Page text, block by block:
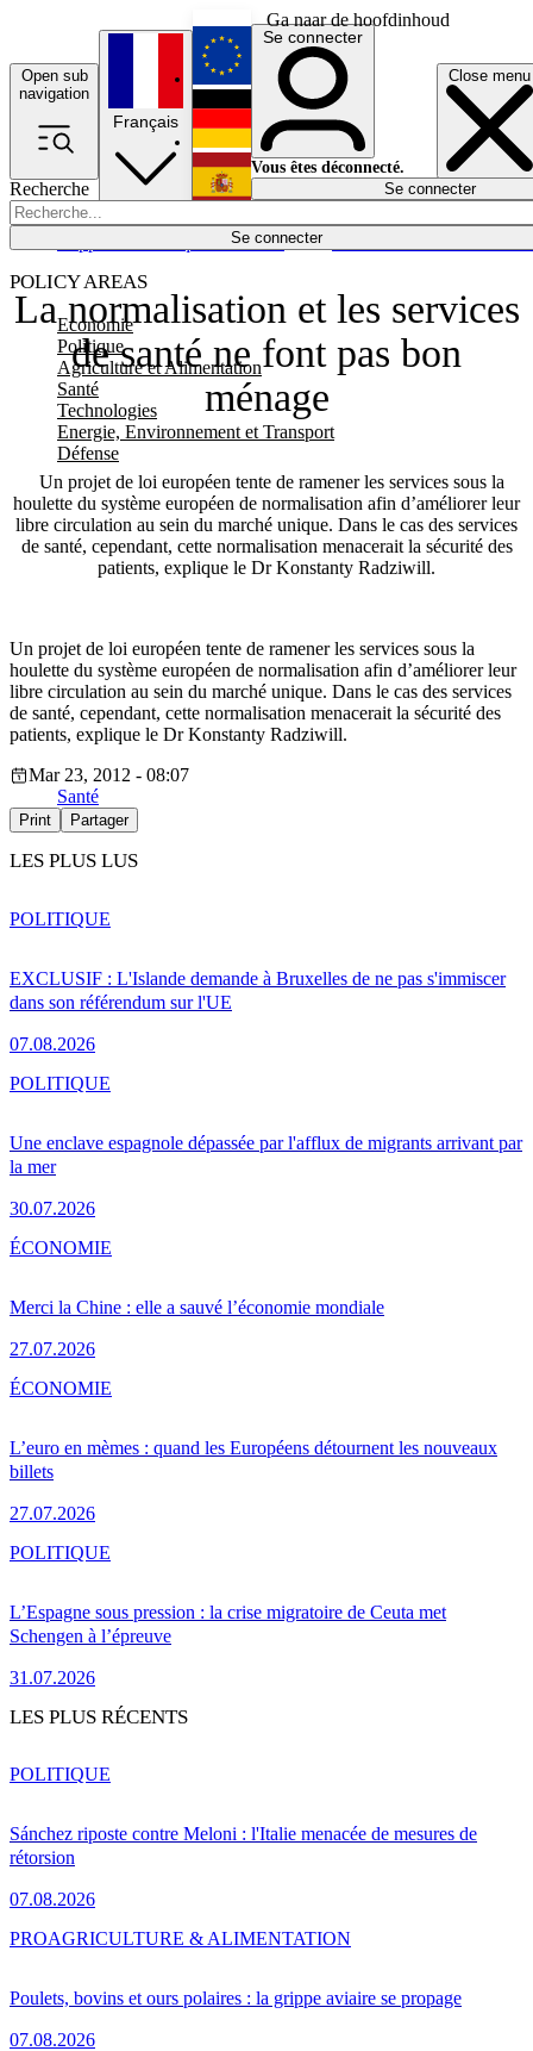
Ga naar de hoofdinhoud
Open sub
navigation
Close menu
Recherche
Se connecter
POLICY AREAS
Economie
Politique
Agriculture et Alimentation
Santé
Technologies
Energie, Environnement et Transport
Défense
Économie
Français
English
Deutsch
Español
Se connecter
Vous êtes déconnecté.
Se connecter
La normalisation et les services
de santé ne font pas bon
ménage
Un projet de loi européen tente de ramener les services sous la
houlette du système européen de normalisation afin d’améliorer leur
libre circulation au sein du marché unique. Dans le cas des services
de santé, cependant, cette normalisation menacerait la sécurité des
patients, explique le Dr Konstanty Radziwill.
Un projet de loi européen tente de ramener les services sous la
houlette du système européen de normalisation afin d’améliorer leur
libre circulation au sein du marché unique. Dans le cas des services
de santé, cependant, cette normalisation menacerait la sécurité des
patients, explique le Dr Konstanty Radziwill.
Mar 23, 2012 - 08:07
Santé
Print Partager
LES PLUS LUS
EXCLUSIF : L'Islande demande à Bruxelles de ne pas s'immiscer
dans son référendum sur l'UE
07.08.2026
POLITIQUE
Une enclave espagnole dépassée par l'afflux de migrants arrivant par
la mer
30.07.2026
POLITIQUE
Merci la Chine : elle a sauvé l’économie mondiale
27.07.2026
ÉCONOMIE
L’euro en mèmes : quand les Européens détournent les nouveaux
billets
27.07.2026
ÉCONOMIE
L’Espagne sous pression : la crise migratoire de Ceuta met
Schengen à l’épreuve
31.07.2026
POLITIQUE
LES PLUS RÉCENTS
Sánchez riposte contre Meloni : l'Italie menacée de mesures de
rétorsion
07.08.2026
POLITIQUE
Poulets, bovins et ours polaires : la grippe aviaire se propage
07.08.2026
PROAGRICULTURE & ALIMENTATION